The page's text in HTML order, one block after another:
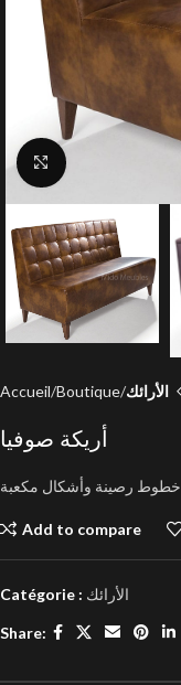
Click to enlarge
Accueil Boutique الأرائك
أريكة صوفيا
Add to compare
Catégorie : الأرائك
Share: